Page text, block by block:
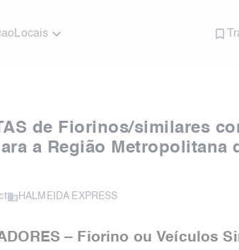
Locais
de Fiorinos/similares
a Região Metropolitana
HALMEIDA EXPRESS
– Fiorino ou Veículos